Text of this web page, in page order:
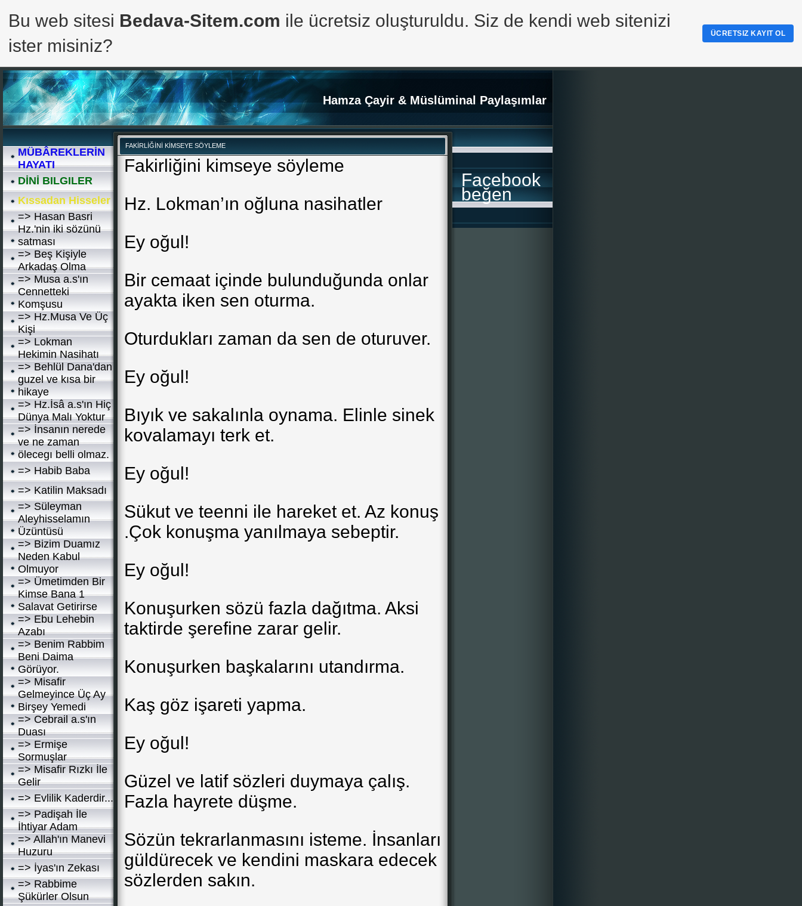
Hamza Çayir & Müslüminal Paylaşımlar
MÜBÂREKLERİN
HAYATI
DİNİ BILGILER
Kıssadan Hisseler
=> Hasan Basri
Hz.'nin iki sözünü
satması
=> Beş Kişiyle
Arkadaş Olma
=> Musa a.s'ın
Cennetteki
Komşusu
=> Hz.Musa Ve Üç
Kişi
=> Lokman
Hekimin Nasihatı
=> Behlül Dana'dan
guzel ve kısa bir
hikaye
=> Hz.İsâ a.s'ın Hiç
Dünya Malı Yoktur
=> İnsanın nerede
ve ne zaman
ölecegı belli olmaz.
=> Habib Baba
=> Katilin Maksadı
=> Süleyman
Aleyhisselamın
Üzüntüsü
=> Bizim Duamız
Neden Kabul
Olmuyor
=> Ümetimden Bir
Kimse Bana 1
Salavat Getirirse
=> Ebu Lehebin
Azabı
=> Benim Rabbim
Beni Daima
Görüyor.
=> Misafir
Gelmeyince Üç Ay
Birşey Yemedi
=> Cebrail a.s'ın
Duası
=> Ermişe
Sormuşlar
=> Misafir Rızkı İle
Gelir
=> Evlilik Kaderdir...
=> Padişah İle
İhtiyar Adam
=> Allah'ın Manevi
Huzuru
=> İyas'ın Zekası
=> Rabbime
Şükürler Olsun
FAKİRLİĞİNİ KİMSEYE SÖYLEME
Fakirliğini kimseye söyleme
Hz. Lokman’ın oğluna nasihatler
Ey oğul!
Bir cemaat içinde bulunduğunda onlar
ayakta iken sen oturma.
Oturdukları zaman da sen de oturuver.
Ey oğul!
Bıyık ve sakalınla oynama. Elinle sinek
kovalamayı terk et.
Ey oğul!
Sükut ve teenni ile hareket et. Az konuş
.Çok konuşma yanılmaya sebeptir.
Ey oğul!
Konuşurken sözü fazla dağıtma. Aksi
taktirde şerefine zarar gelir.
Konuşurken başkalarını utandırma.
Kaş göz işareti yapma.
Ey oğul!
Güzel ve latif sözleri duymaya çalış.
Fazla hayrete düşme.
Sözün tekrarlanmasını isteme. İnsanları
güldürecek ve kendini maskara edecek
sözlerden sakın.
Facebook
beğen
Bu web sitesi Bedava-Sitem.com ile ücretsiz oluşturuldu. Siz de kendi web sitenizi
ister misiniz?
ÜCRETSIZ KAYIT OL